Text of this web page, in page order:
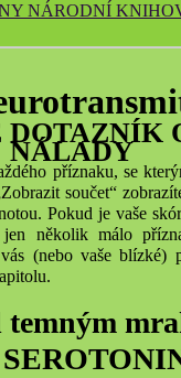
NÁRODNÍ
DOTAZNÍK
NÁLADY
příznaku, se
součet“
Pokud je vaše
několik málo
(nebo vaše blízké)
temným